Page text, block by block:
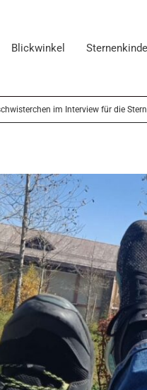
Blickwinkel
im Interview für die